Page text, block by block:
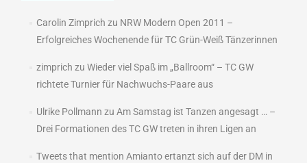
Carolin Zimprich zu NRW Modern Open 2011 –
Erfolgreiches Wochenende für TC Grün-Weiß Tänzerinnen
zimprich zu Wieder viel Spaß im „Ballroom“ – TC GW
richtete Turnier für Nachwuchs-Paare aus
Ulrike Pollmann zu Am Samstag ist Tanzen angesagt … –
Drei Formationen des TC GW treten in ihren Ligen an
Tweets that mention Amianto ertanzt sich auf der DM in